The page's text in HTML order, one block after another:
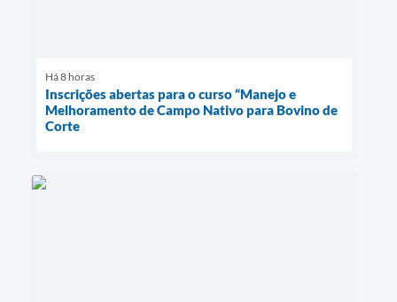
Há 8 horas
Inscrições abertas para o curso “Manejo e
Melhoramento de Campo Nativo para Bovino de
Corte